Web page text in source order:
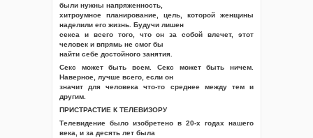
были нужны напряженность,
хитроумное планирование, цель, которой женщины
наделили его жизнь. Будучи лишен
секса и всего того, что он за собой влечет, этот
человек и впрямь не смог бы
найти себе достойного занятия.
Секс может быть всем. Секс может быть ничем.
Наверное, лучше всего, если он
значит для человека что-то среднее между тем и
другим.
ПРИСТРАСТИЕ К ТЕЛЕВИЗОРУ
Телевидение было изобретено в 20-х годах нашего
века, и за десять лет была